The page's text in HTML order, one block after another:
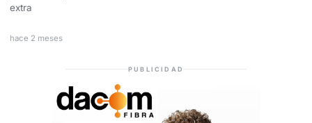
extra
hace 2 meses
PUBLICIDAD